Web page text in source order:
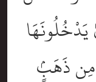
مِن ذَهَبٍۢ